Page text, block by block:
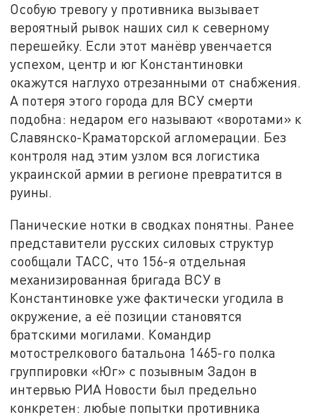
Особую тревогу у противника вызывает
вероятный рывок наших сил к северному
перешейку. Если этот манёвр увенчается
успехом, центр и юг Константиновки
окажутся наглухо отрезанными от снабжения.
А потеря этого города для ВСУ смерти
подобна: недаром его называют «воротами» к
Славянско-Краматорской агломерации. Без
контроля над этим узлом вся логистика
украинской армии в регионе превратится в
руины.
Панические нотки в сводках понятны. Ранее
представители русских силовых структур
сообщали ТАСС, что 156-я отдельная
механизированная бригада ВСУ в
Константиновке уже фактически угодила в
окружение, а её позиции становятся
братскими могилами. Командир
мотострелкового батальона 1465-го полка
группировки «Юг» с позывным Задон в
интервью РИА Новости был предельно
конкретен: любые попытки противника